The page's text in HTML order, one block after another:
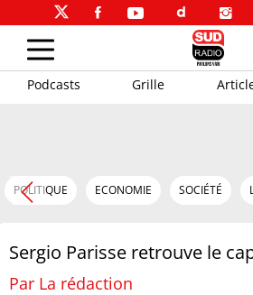
Podcasts Grille
POLITIQUE ECONOMIE SOCIÉTÉ
Sergio Parisse retrouve le
Par La rédaction